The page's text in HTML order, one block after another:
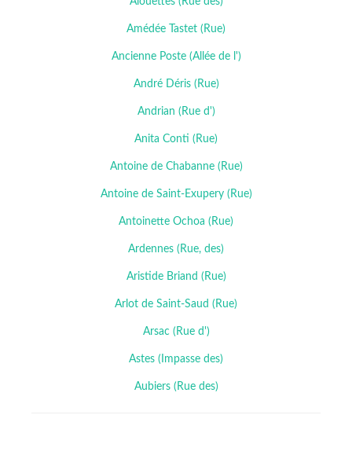
Amédée Tastet (Rue)
Ancienne Poste (Allée de l')
André Déris (Rue)
Andrian (Rue d')
Anita Conti (Rue)
Antoine de Chabanne (Rue)
Antoine de Saint-Exupery (Rue)
Antoinette Ochoa (Rue)
Ardennes (Rue, des)
Aristide Briand (Rue)
Arlot de Saint-Saud (Rue)
Arsac (Rue d')
Astes (Impasse des)
Aubiers (Rue des)